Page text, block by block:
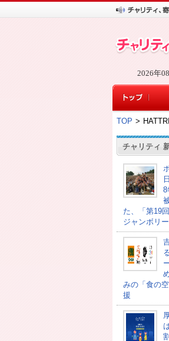
2026年
TOP >
チャリティ
8
た、「第19
ジャンボリ
みの「食の
援